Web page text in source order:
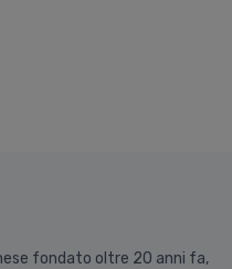
fondato oltre 20 anni fa,